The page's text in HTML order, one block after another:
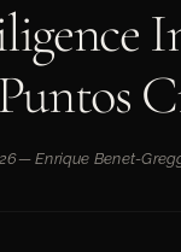
— Enrique Benet-